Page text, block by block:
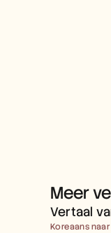
Meer
Vertaal
Koreaans naar